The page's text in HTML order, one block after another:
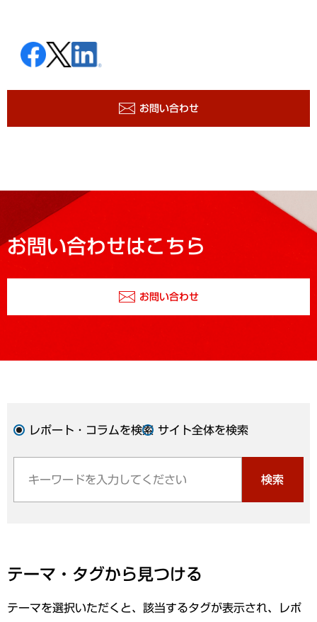
お問い合わせ
お問い合わせはこちら
お問い合わせ
レポート・コラムを検索 サイト全体を検索
検索
テーマ・タグから見つける
テーマを選択いただくと、該当するタグが表示され、レポ